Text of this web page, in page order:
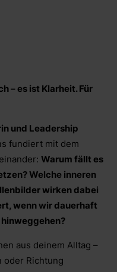
– es ist Klarheit. Für
und Leadership
fundiert mit dem
Warum fällt es
Welche inneren
wirken dabei
wenn wir dauerhaft
aus deinem Alltag –
oder Richtung